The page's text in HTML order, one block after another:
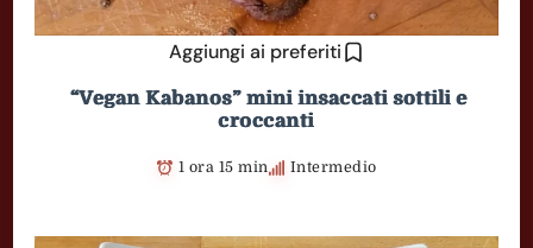
Aggiungi ai preferiti
“Vegan Kabanos” mini insaccati sottili e
croccanti
1 ora 15 min Intermedio